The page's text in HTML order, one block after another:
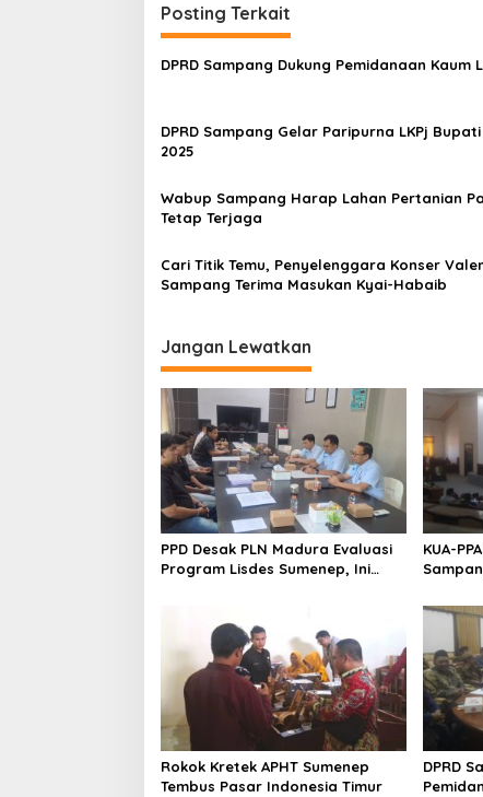
Posting Terkait
DPRD Sampang Dukung Pemidanaan Kaum
DPRD Sampang Gelar Paripurna LKPj Bupati
2025
Wabup Sampang Harap Lahan Pertanian
Tetap Terjaga
Cari Titik Temu, Penyelenggara Konser
Sampang Terima Masukan Kyai-Habaib
Jangan Lewatkan
PPD Desak PLN Madura Evaluasi
Program Lisdes Sumenep, Ini
KUA-
Rokok Kretek APHT Sumenep
Tembus Pasar Indonesia Timur
DPRD